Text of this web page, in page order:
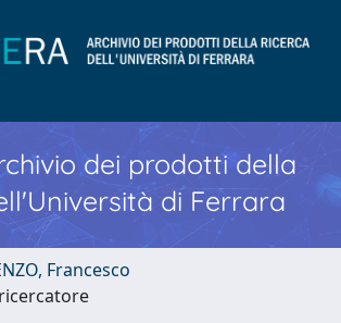
dei prodotti della
di Ferrara
Francesco